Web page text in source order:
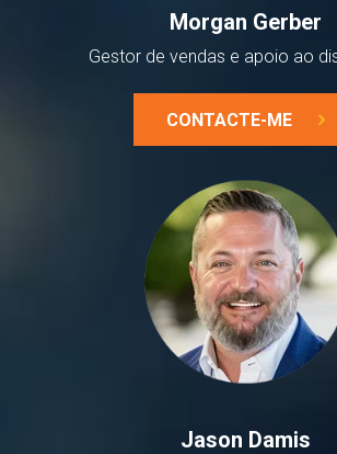
Morgan Gerber
Gestor de vendas e apoio ao
CONTACTE-ME
Jason Damis